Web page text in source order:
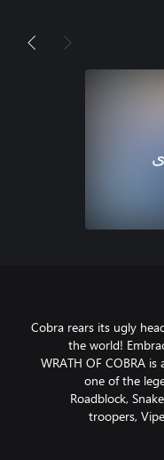
Cobra rears its ugly
the world!
WRATH OF COBRA
one of the
Roadblock,
troopers,